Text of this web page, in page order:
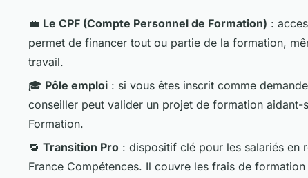
💼 Le CPF (Compte Personnel de Formation) :
permet de financer tout ou partie de la formation,
travail.
🎓 Pôle emploi : si vous êtes inscrit comme
conseiller peut valider un projet de formation aidant-
Formation.
🔁 Transition Pro : dispositif clé pour les salariés en
France Compétences. Il couvre les frais de